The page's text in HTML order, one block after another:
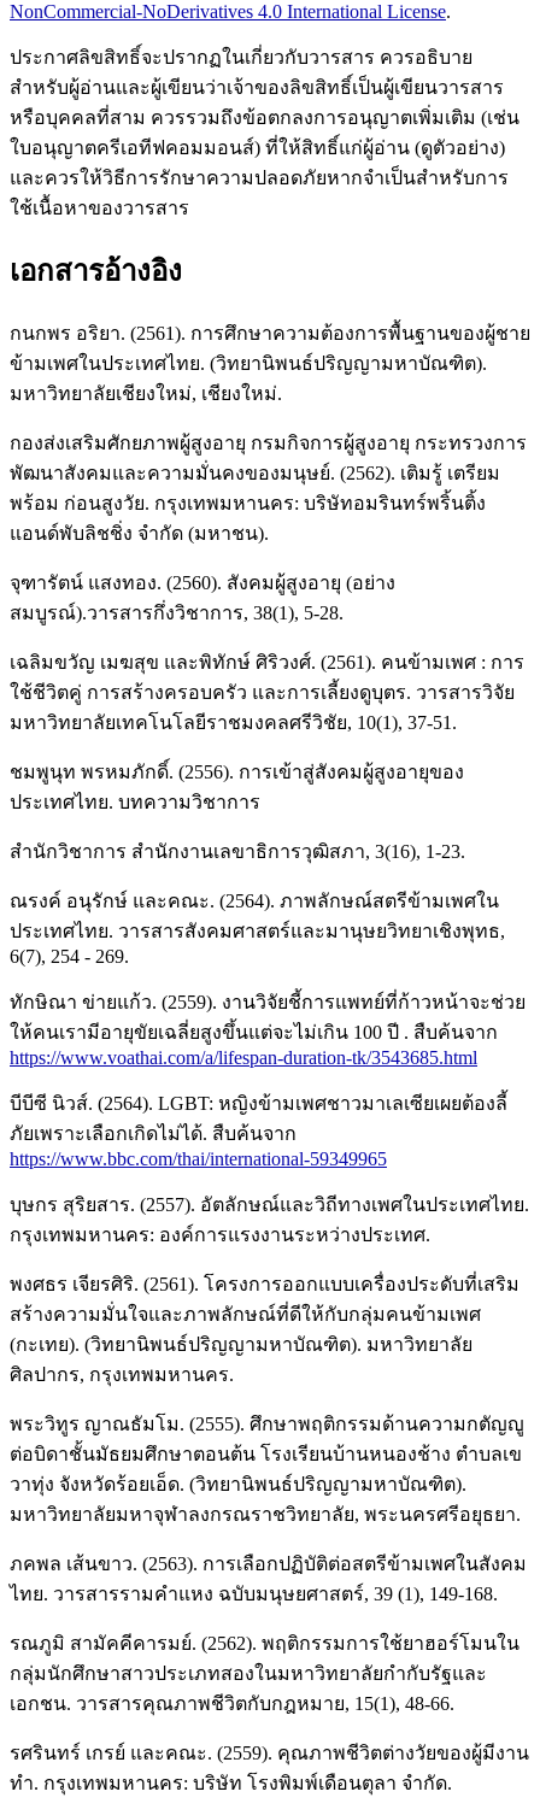
NonCommercial-NoDerivatives 4.0 International License.
ประกาศลิขสิทธิ์จะปรากฏในเกี่ยวกับวารสาร ควรอธิบาย
สำหรับผู้อ่านและผู้เขียนว่าเจ้าของลิขสิทธิ์เป็นผู้เขียนวารสาร
หรือบุคคลที่สาม ควรรวมถึงข้อตกลงการอนุญาตเพิ่มเติม (เช่น
ใบอนุญาตครีเอทีฟคอมมอนส์) ที่ให้สิทธิ์แก่ผู้อ่าน (ดูตัวอย่าง)
และควรให้วิธีการรักษาความปลอดภัยหากจำเป็นสำหรับการ
ใช้เนื้อหาของวารสาร
เอกสารอ้างอิง
กนกพร อริยา. (2561). การศึกษาความต้องการพื้นฐานของผู้ชาย
ข้ามเพศในประเทศไทย. (วิทยานิพนธ์ปริญญามหาบัณฑิต).
มหาวิทยาลัยเชียงใหม่, เชียงใหม่.
กองส่งเสริมศักยภาพผู้สูงอายุ กรมกิจการผู้สูงอายุ กระทรวงการ
พัฒนาสังคมและความมั่นคงของมนุษย์. (2562). เติมรู้ เตรียม
พร้อม ก่อนสูงวัย. กรุงเทพมหานคร: บริษัทอมรินทร์พริ้นติ้ง
แอนด์พับลิชชิ่ง จำกัด (มหาชน).
จุฑารัตน์ แสงทอง. (2560). สังคมผู้สูงอายุ (อย่าง
สมบูรณ์).วารสารกึ่งวิชาการ, 38(1), 5-28.
เฉลิมขวัญ เมฆสุข และพิทักษ์ ศิริวงศ์. (2561). คนข้ามเพศ : การ
ใช้ชีวิตคู่ การสร้างครอบครัว และการเลี้ยงดูบุตร. วารสารวิจัย
มหาวิทยาลัยเทคโนโลยีราชมงคลศรีวิชัย, 10(1), 37-51.
ชมพูนุท พรหมภักดิ์. (2556). การเข้าสู่สังคมผู้สูงอายุของ
ประเทศไทย. บทความวิชาการ
สำนักวิชาการ สำนักงานเลขาธิการวุฒิสภา, 3(16), 1-23.
ณรงค์ อนุรักษ์ และคณะ. (2564). ภาพลักษณ์สตรีข้ามเพศใน
ประเทศไทย. วารสารสังคมศาสตร์และมานุษยวิทยาเชิงพุทธ,
6(7), 254 - 269.
ทักษิณา ข่ายแก้ว. (2559). งานวิจัยชี้การแพทย์ที่ก้าวหน้าจะช่วย
ให้คนเรามีอายุขัยเฉลี่ยสูงขึ้นแต่จะไม่เกิน 100 ปี . สืบค้นจาก
https://www.voathai.com/a/lifespan-duration-tk/3543685.html
บีบีซี นิวส์. (2564). LGBT: หญิงข้ามเพศชาวมาเลเซียเผยต้องลี้
ภัยเพราะเลือกเกิดไม่ได้. สืบค้นจาก
https://www.bbc.com/thai/international-59349965
บุษกร สุริยสาร. (2557). อัตลักษณ์และวิถีทางเพศในประเทศไทย.
กรุงเทพมหานคร: องค์การแรงงานระหว่างประเทศ.
พงศธร เจียรศิริ. (2561). โครงการออกแบบเครื่องประดับที่เสริม
สร้างความมั่นใจและภาพลักษณ์ที่ดีให้กับกลุ่มคนข้ามเพศ
(กะเทย). (วิทยานิพนธ์ปริญญามหาบัณฑิต). มหาวิทยาลัย
ศิลปากร, กรุงเทพมหานคร.
พระวิทูร ญาณธัมโม. (2555). ศึกษาพฤติกรรมด้านความกตัญญู
ต่อบิดาชั้นมัธยมศึกษาตอนต้น โรงเรียนบ้านหนองช้าง ตําบลเข
วาทุ่ง จังหวัดร้อยเอ็ด. (วิทยานิพนธ์ปริญญามหาบัณฑิต).
มหาวิทยาลัยมหาจุฬาลงกรณราชวิทยาลัย, พระนครศรีอยุธยา.
ภคพล เส้นขาว. (2563). การเลือกปฏิบัติต่อสตรีข้ามเพศในสังคม
ไทย. วารสารรามคำแหง ฉบับมนุษยศาสตร์, 39 (1), 149-168.
รณภูมิ สามัคคีคารมย์. (2562). พฤติกรรมการใช้ยาฮอร์โมนใน
กลุ่มนักศึกษาสาวประเภทสองในมหาวิทยาลัยกำกับรัฐและ
เอกชน. วารสารคุณภาพชีวิตกับกฎหมาย, 15(1), 48-66.
รศรินทร์ เกรย์ และคณะ. (2559). คุณภาพชีวิตต่างวัยของผู้มีงาน
ทำ. กรุงเทพมหานคร: บริษัท โรงพิมพ์เดือนตุลา จำกัด.